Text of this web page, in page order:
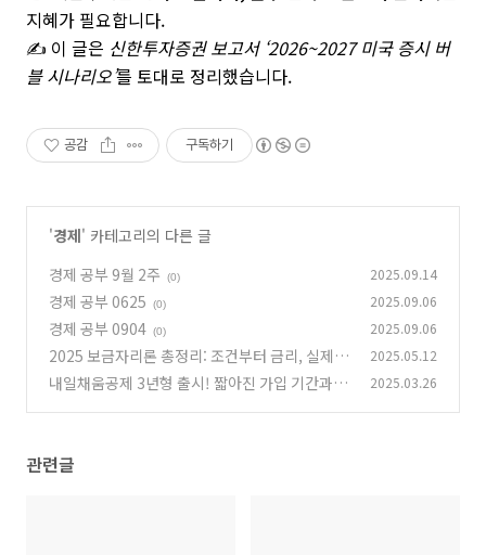
지혜가 필요합니다.
✍️ 이 글은 신한투자증권 보고서 ‘2026~2027 미국 증시 버
블 시나리오’를 토대로 정리했습니다.
공감 구독하기
'경제' 카테고리의 다른 글
경제 공부 9월 2주
(0) 2025.09.14
경제 공부 0625 (0) 2025.09.06
경제 공부 0904 (0) 2025.09.06
2025 보금자리론 총정리: 조건부터 금리, 실제
사례까지 한 번에!
(0)
2025.05.12
내일채움공제 3년형 출시! 짧아진 가입 기간과 더
2025.03.26
관련글